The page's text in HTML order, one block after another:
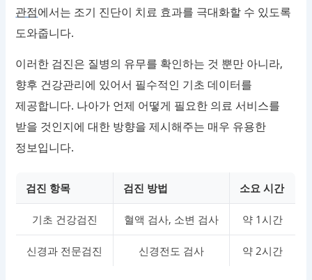
관점에서는 조기 진단이 치료 효과를 극대화할 수 있도록
도와줍니다.
이러한 검진은 질병의 유무를 확인하는 것 뿐만 아니라,
향후 건강관리에 있어서 필수적인 기초 데이터를
제공합니다. 나아가 언제 어떻게 필요한 의료 서비스를
받을 것인지에 대한 방향을 제시해주는 매우 유용한
정보입니다.
검진 항목 검진 방법 소요 시간
기초 건강검진 혈액 검사, 소변 검사 약 1시간
신경과 전문검진 신경전도 검사 약 2시간